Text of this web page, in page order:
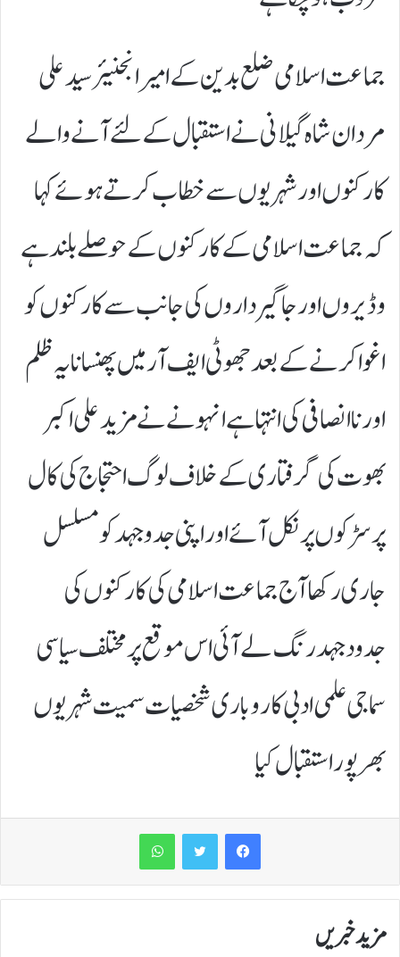
جماعت اسلامی ضلع بدین کے امیر انجنيئر سیدعلی
مردان شاہ گیلانی نے استقبال کے لئے آنے والے
کارکنوں اور شہریوں سے خطاب کرتے ہوئے کہا
کہ جماعت اسلامی کے کارکنوں کے حوصلے بلند ہے
وڈیروں اور جاگیرداروں کی جانب سے کارکنوں کو
اغوا کرنے کے بعد جھوٹی ایف آر میں پھنسانا یہ ظلم
اور ناانصافی کی انتہا ہے انہونے نے مزید علی اکبر
بھوت کی گرفتاری کے خلاف لوگ احتجاج کی کال
پر سڑکوں پر نکل آئے اور اپنی جدوجہد کو مسلسل
جاری رکھا آج جماعت اسلامی کی کارکنوں کی
جدودجہد رنگ لے آئی اس موقع پر مختلف سیاسی
سماجی علمی ادبی کاروباری شخصیات سمیت شہریوں
بھرپور استقبال کیا
WhatsApp
مزید خبریں